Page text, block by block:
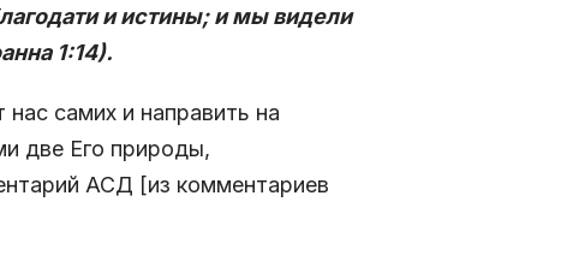
и истины; и мы видели
1:14).
самих и направить на
две Его природы,
АСД [из комментариев